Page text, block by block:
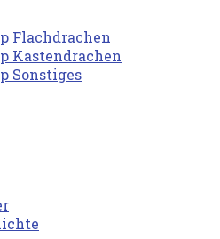
Flachdrachen
Kastendrachen
Sonstiges